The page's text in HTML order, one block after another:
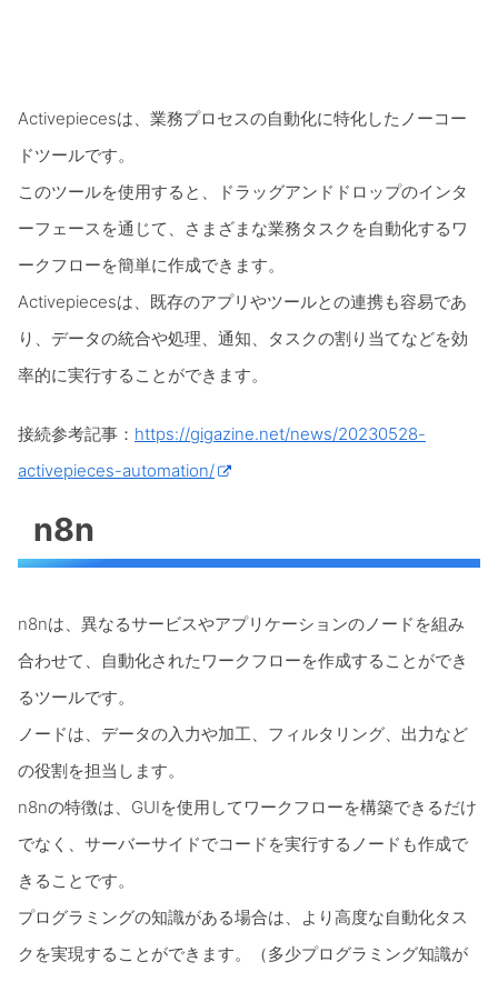
Activepiecesは、業務プロセスの自動化に特化したノーコー
ドツールです。
このツールを使用すると、ドラッグアンドドロップのインタ
ーフェースを通じて、さまざまな業務タスクを自動化するワ
ークフローを簡単に作成できます。
Activepiecesは、既存のアプリやツールとの連携も容易であ
り、データの統合や処理、通知、タスクの割り当てなどを効
率的に実行することができます。
接続参考記事： https://gigazine.net/news/20230528-
activepieces-automation/
n8n
n8nは、異なるサービスやアプリケーションのノードを組み
合わせて、自動化されたワークフローを作成することができ
るツールです。
ノードは、データの入力や加工、フィルタリング、出力など
の役割を担当します。
n8nの特徴は、GUIを使用してワークフローを構築できるだけ
でなく、サーバーサイドでコードを実行するノードも作成で
きることです。
プログラミングの知識がある場合は、より高度な自動化タス
クを実現することができます。（多少プログラミング知識が